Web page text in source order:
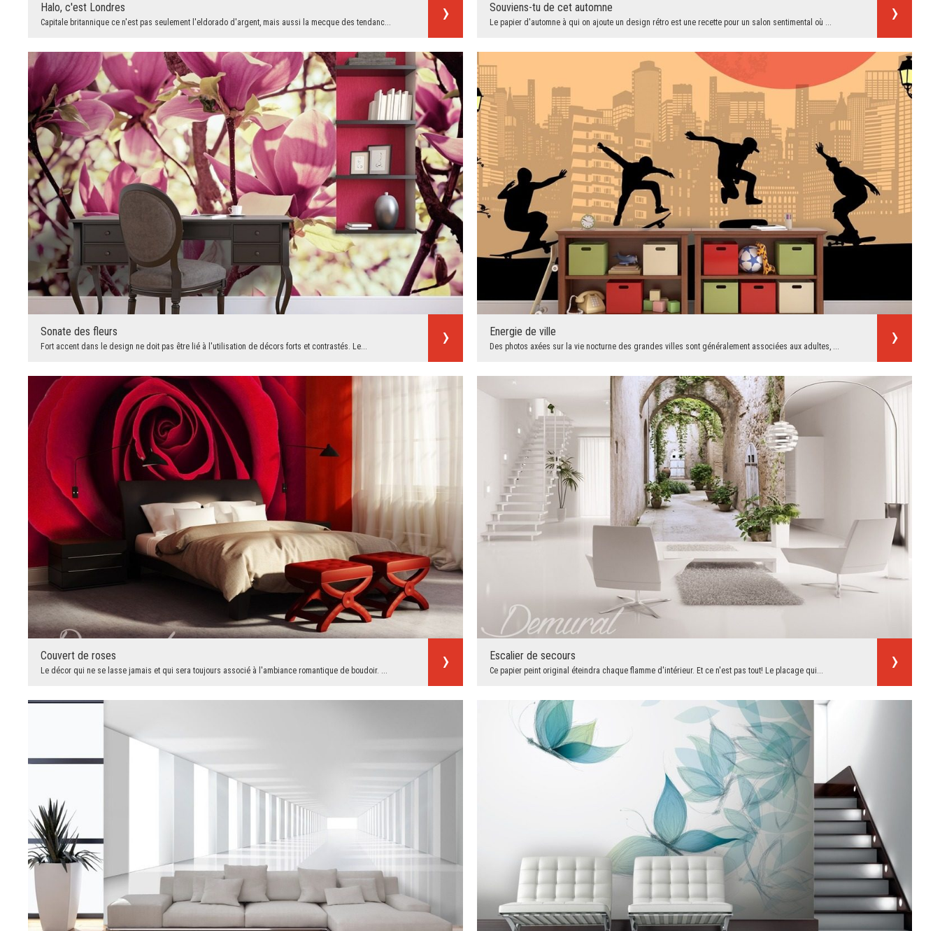
Halo, c'est Londres
Capitale britannique ce n'est pas seulement l'eldorado d'argent, mais aussi la mecque des tendanc...
Souviens-tu de cet automne
Le papier d'automne à qui on ajoute un design rétro est une recette pour un salon sentimental où ...
Sonate des fleurs
Fort accent dans le design ne doit pas être lié à l'utilisation de décors forts et contrastés. Le...
Energie de ville
Des photos axées sur la vie nocturne des grandes villes sont généralement associées aux adultes, ...
Couvert de roses
Le décor qui ne se lasse jamais et qui sera toujours associé à l'ambiance romantique de boudoir. ...
Escalier de secours
Ce papier peint original éteindra chaque flamme d'intérieur. Et ce n'est pas tout! Le placage qui...